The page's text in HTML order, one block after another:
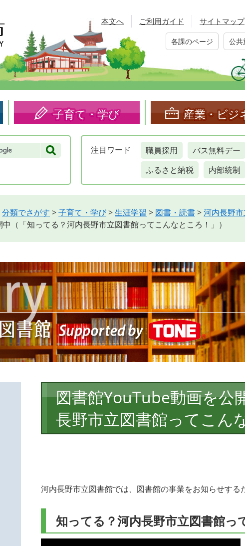
本文へ ご利用ガイド サイトマップ
各課のページ 公共
子育て・学び 産業・ビジ
注目 ワード 職員採用 バス無料デー
ふるさと納税
内部統制
分類でさがす >子育て・学び>生涯学習 > 図書・読書>河内長野
（「知ってる？河内長野市立図書館ってこんなところ！」）
文
図書館YouTube動画を公
長野市立図書館ってこん
河内長野市立図書館では、図書館の事業をお知らせする
知ってる？河内長野市立図書館っ